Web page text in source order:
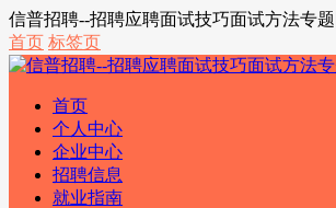
信普招聘--招聘应聘面试技巧面试方法专
首页 标签页
首页
个人中心
企业中心
招聘信息
就业指南